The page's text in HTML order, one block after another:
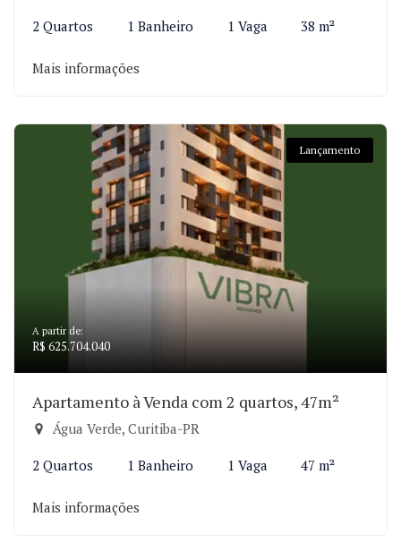
2 Quartos 1 Banheiro 1 Vaga 38 m²
Mais informações
Lançamento
A partir de:
R$ 625.704.040
Apartamento à Venda com 2 quartos, 47m²
Água Verde, Curitiba-PR
2 Quartos 1 Banheiro 1 Vaga 47 m²
Mais informações